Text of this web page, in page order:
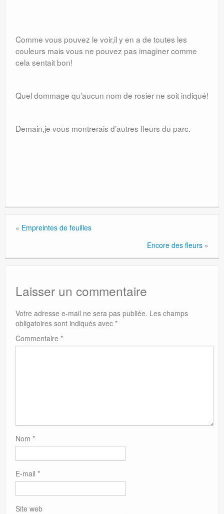
Comme vous pouvez le voir,il y en a de toutes les
couleurs mais vous ne pouvez pas imaginer comme
cela sentait bon!
Quel dommage qu’aucun nom de rosier ne soit indiqué!
Demain,je vous montrerais d’autres fleurs du parc.
« Empreintes de feuilles
Encore des fleurs »
Laisser un commentaire
Votre adresse e-mail ne sera pas publiée. Les champs
obligatoires sont indiqués avec *
Commentaire *
Nom *
E-mail *
Site web